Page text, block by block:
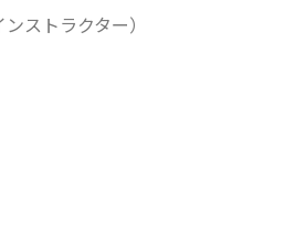
ストラクター）